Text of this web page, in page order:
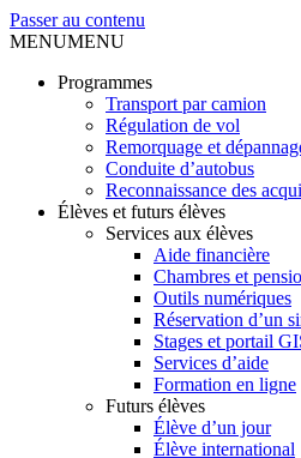
Passer au contenu
MENUMENU
Programmes
Transport par camion
Régulation de vol
Remorquage et
Conduite d’autobus
Reconnaissance des
Élèves et futurs élèves
Services aux élèves
Aide financière
Chambres et
Outils numériques
Réservation d’un
Stages et portail
Services d’aide
Formation en ligne
Futurs élèves
Élève d’un jour
Élève international